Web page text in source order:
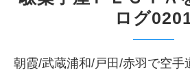
ログ
朝霞/武蔵浦和/戸田/赤羽で空手